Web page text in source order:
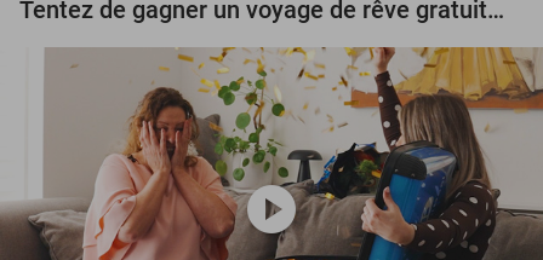
Tentez de gagner un voyage de rêve gratuit d'une valeur de 3.000 € !
play_circle